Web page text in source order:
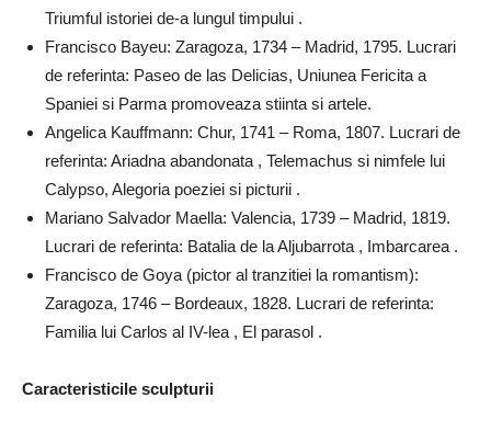
Triumful istoriei de-a lungul timpului .
Francisco Bayeu: Zaragoza, 1734 – Madrid, 1795. Lucrari
de referinta: Paseo de las Delicias, Uniunea Fericita a
Spaniei si Parma promoveaza stiinta si artele.
Angelica Kauffmann: Chur, 1741 – Roma, 1807. Lucrari de
referinta: Ariadna abandonata , Telemachus si nimfele lui
Calypso, Alegoria poeziei si picturii .
Mariano Salvador Maella: Valencia, 1739 – Madrid, 1819.
Lucrari de referinta: Batalia de la Aljubarrota , Imbarcarea .
Francisco de Goya (pictor al tranzitiei la romantism):
Zaragoza, 1746 – Bordeaux, 1828. Lucrari de referinta:
Familia lui Carlos al IV-lea , El parasol .
Caracteristicile sculpturii